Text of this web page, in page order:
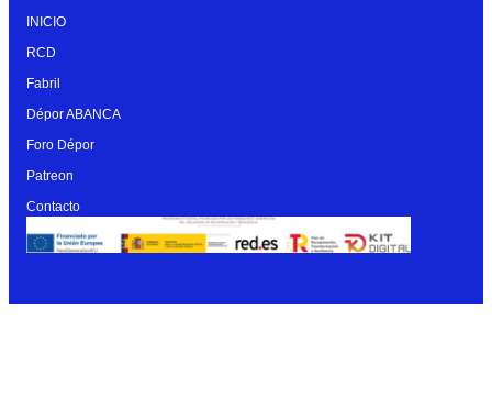
INICIO
RCD
Fabril
Dépor ABANCA
Foro Dépor
Patreon
Contacto